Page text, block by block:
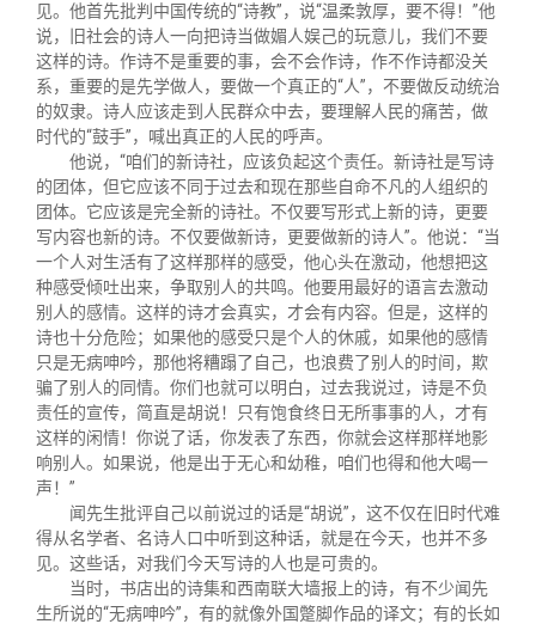
见。他首先批判中国传统的“诗教”，说“温柔敦厚，要不得！”他
说，旧社会的诗人一向把诗当做媚人娱己的玩意儿，我们不要
这样的诗。作诗不是重要的事，会不会作诗，作不作诗都没关
系，重要的是先学做人，要做一个真正的“人”，不要做反动统治
的奴隶。诗人应该走到人民群众中去，要理解人民的痛苦，做
时代的“鼓手”，喊出真正的人民的呼声。
他说，“咱们的新诗社，应该负起这个责任。新诗社是写诗
的团体，但它应该不同于过去和现在那些自命不凡的人组织的
团体。它应该是完全新的诗社。不仅要写形式上新的诗，更要
写内容也新的诗。不仅要做新诗，更要做新的诗人”。他说：“当
一个人对生活有了这样那样的感受，他心头在激动，他想把这
种感受倾吐出来，争取别人的共鸣。他要用最好的语言去激动
别人的感情。这样的诗才会真实，才会有内容。但是，这样的
诗也十分危险；如果他的感受只是个人的休戚，如果他的感情
只是无病呻吟，那他将糟蹋了自己，也浪费了别人的时间，欺
骗了别人的同情。你们也就可以明白，过去我说过，诗是不负
责任的宣传，简直是胡说！只有饱食终日无所事事的人，才有
这样的闲情！你说了话，你发表了东西，你就会这样那样地影
响别人。如果说，他是出于无心和幼稚，咱们也得和他大喝一
声！”
闻先生批评自己以前说过的话是“胡说”，这不仅在旧时代难
得从名学者、名诗人口中听到这种话，就是在今天，也并不多
见。这些话，对我们今天写诗的人也是可贵的。
当时，书店出的诗集和西南联大墙报上的诗，有不少闻先
生所说的“无病呻吟”，有的就像外国蹩脚作品的译文；有的长如